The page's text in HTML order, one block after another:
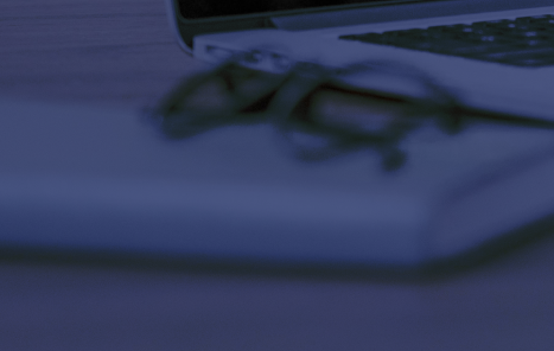
제로투세븐 소개
인사말
가치체계
궁중비책
CK Package